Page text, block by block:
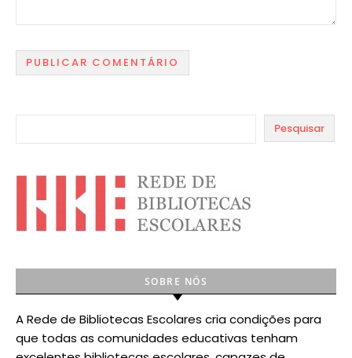
Pesquisar
SOBRE NÓS
A Rede de Bibliotecas Escolares cria condições para
que todas as comunidades educativas tenham